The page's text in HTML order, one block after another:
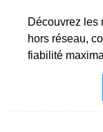
Découvrez les
hors réseau,
fiabilité